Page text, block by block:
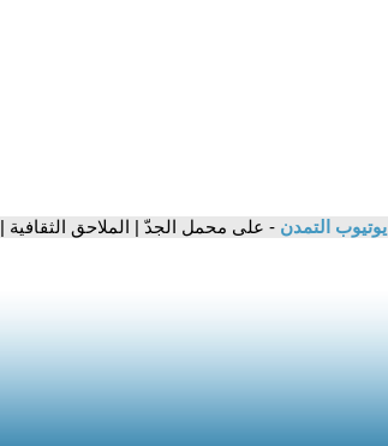
يوتيوب التمدن - على محمل الجدّ | الملاحق الثقافية | 2025-04-21